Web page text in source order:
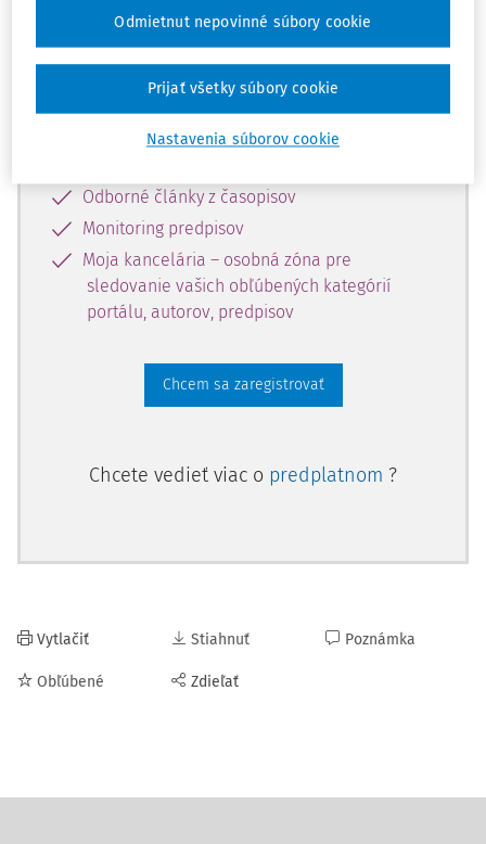
Odomknite si prístup k odbornému
obsahu a získajte prístup na 10 dní
zdarma, stačí sa len zaregistrovať.
Vďaka registrácii získate prístup aj k
vybranému obsahu:
Odborné články z časopisov
Monitoring predpisov
Moja kancelária – osobná zóna pre
sledovanie vašich obľúbených kategórií
portálu, autorov, predpisov
Chcem sa zaregistrovať
Chcete vedieť viac o predplatnom ?
Vytlačiť
Obľúbené
Stiahnuť
Zdieľať
Poznámka
Nastavenia súborov cookie
Odmietnut nepovinné súbory cookie
Prijať všetky súbory cookie